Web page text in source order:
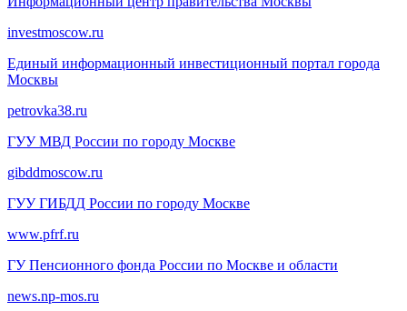
investmoscow.ru
Единый информационный инвестиционный портал города
Москвы
petrovka38.ru
ГУУ МВД России по городу Москве
gibddmoscow.ru
ГУУ ГИБДД России по городу Москве
www.pfrf.ru
ГУ Пенсионного фонда России по Москве и области
news.np-mos.ru